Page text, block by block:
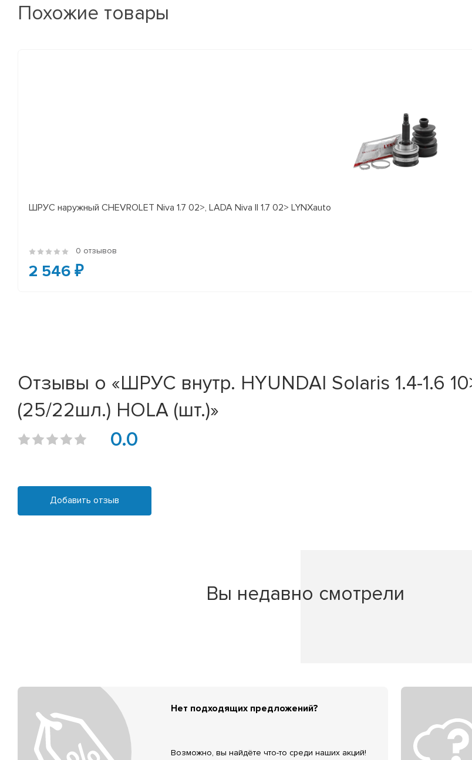
Похожие товары
ШРУС наружный CHEVROLET Niva 1.7 02>, LADA Niva II 1.7 02> LYNXauto
0 отзывов
2 546 ₽
Отзывы о «ШРУС внутр. HYUNDAI Solaris 1.4-1.6
(25/22шл.) HOLA (шт.)»
0.0
Добавить отзыв
Вы недавно смотрели
Нет подходящих предложений?
Возможно, вы найдёте что-то среди наших акций!